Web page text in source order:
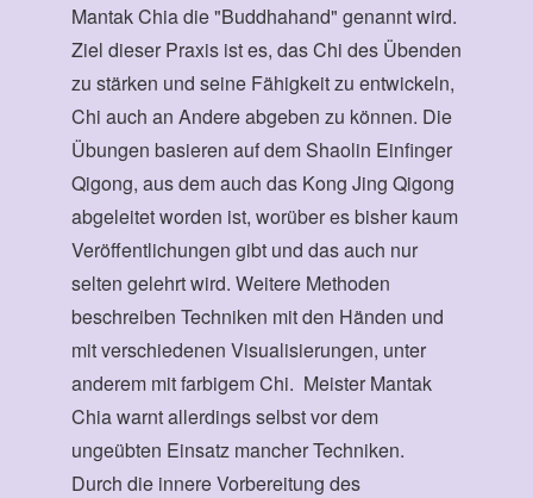
Mantak Chia die "Buddhahand" genannt wird.
Ziel dieser Praxis ist es, das Chi des Übenden
zu stärken und seine Fähigkeit zu entwickeln,
Chi auch an Andere abgeben zu können. Die
Übungen basieren auf dem Shaolin Einfinger
Qigong, aus dem auch das Kong Jing Qigong
abgeleitet worden ist, worüber es bisher kaum
Veröffentlichungen gibt und das auch nur
selten gelehrt wird. Weitere Methoden
beschreiben Techniken mit den Händen und
mit verschiedenen Visualisierungen, unter
anderem mit farbigem Chi. Meister Mantak
Chia warnt allerdings selbst vor dem
ungeübten Einsatz mancher Techniken.
Durch die innere Vorbereitung des